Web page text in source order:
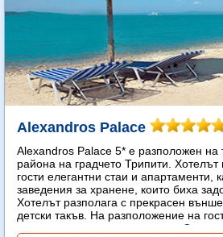
Alexandros Palace
Alexandros Palace 5* e разположен на
района на градчето Трипити. Хотелът
гости елегантни стаи и апартаменти,
заведения за хранене, които биха
Хотелът разполага с прекрасен
детски такъв. На разположение на
Още...